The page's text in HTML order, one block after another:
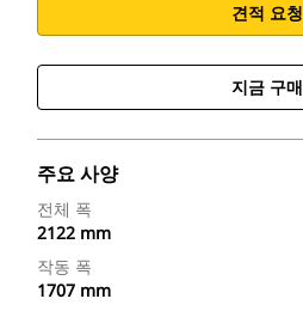
견적 요청
지금 구매
주요 사양
전체 폭
2122 mm
작동 폭
1707 mm